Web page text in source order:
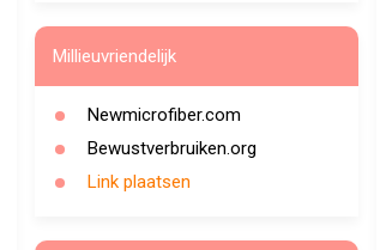
Millieuvriendelijk
Newmicrofiber.com
Bewustverbruiken.org
Link plaatsen